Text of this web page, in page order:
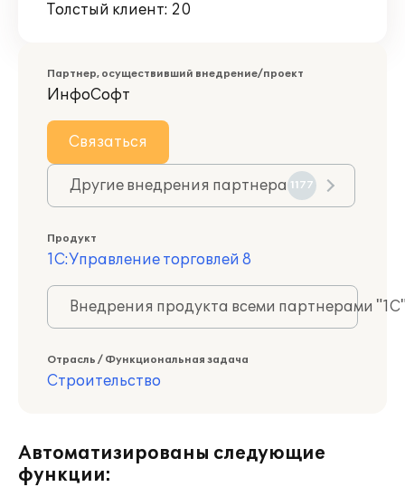
Толстый клиент: 20
Партнер, осуществивший внедрение/проект
ИнфоСофт
Связаться
Другие внедрения партнера 1177
Продукт
1С:Управление торговлей 8
Внедрения продукта всеми партнерами
Отрасль / Функциональная задача
Строительство
Автоматизированы следующие
функции: